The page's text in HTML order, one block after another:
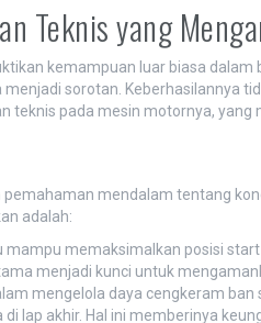
Teknis yang
kemampuan luar biasa dalam
sorotan. Keberhasilannya
teknis pada mesin motornya, yang
mendalam tentang
adalah:
mampu memaksimalkan posisi
menjadi kunci untuk
mengelola daya cengkeram
lap akhir. Hal ini memberinya